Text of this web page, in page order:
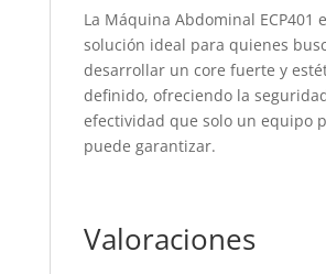
La Máquina Abdominal ECP401
solución ideal para quienes
desarrollar un core fuerte y
definido, ofreciendo la
efectividad que solo un equipo
puede garantizar.
Valoraciones